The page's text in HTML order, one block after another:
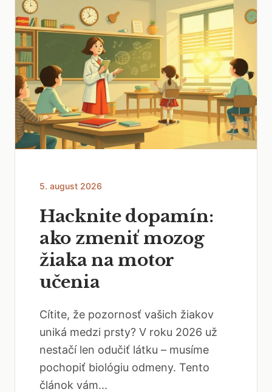
5. august 2026
Hacknite dopamín:
ako zmeniť mozog
žiaka na motor
učenia
Cítite, že pozornosť vašich žiakov
uniká medzi prsty? V roku 2026 už
nestačí len odučiť látku – musíme
pochopiť biológiu odmeny. Tento
článok vám...